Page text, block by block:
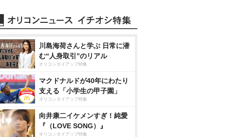
川島海荷さんと学ぶ 日常に潜
む“人身取引”のリアル
オリコンタイアップ特集
マクドナルドが40年にわたり
支える「小学生の甲子園」
オリコンタイアップ特集
向井康二イケメンすぎ！純愛
『（LOVE SONG）』
オリコンタイアップ特集